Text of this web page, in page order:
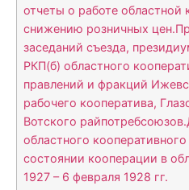
отчеты о работе областной
снижению розничных
заседаний съезда,
РКП(б) областного
правлений и фракций
рабочего кооператива,
Вотского
областного
состоянии кооперации в
1927 – 6 февраля 1928 гг.